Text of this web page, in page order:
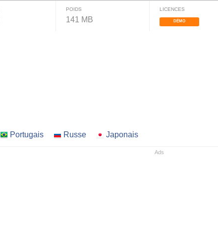
POIDS
141 MB
LICENCES
DÉMO
Portugais Russe Japonais